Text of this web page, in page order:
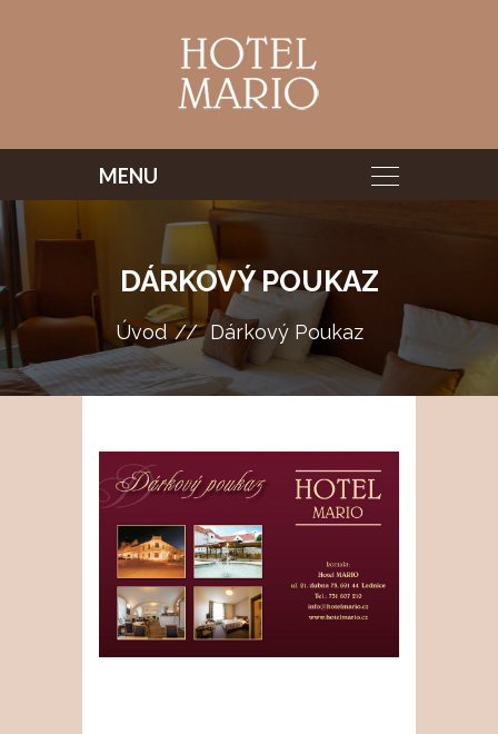
DÁRKOVÝ POUKAZ
Úvod Dárkový Poukaz